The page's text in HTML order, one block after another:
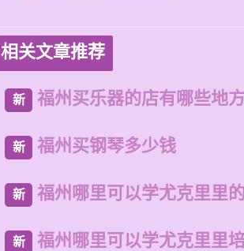
相关文章推荐
新 福州买乐器的店有哪些地
新 福州买钢琴多少钱
新 福州哪里可以学尤克里里
新 福州哪里可以学尤克里里